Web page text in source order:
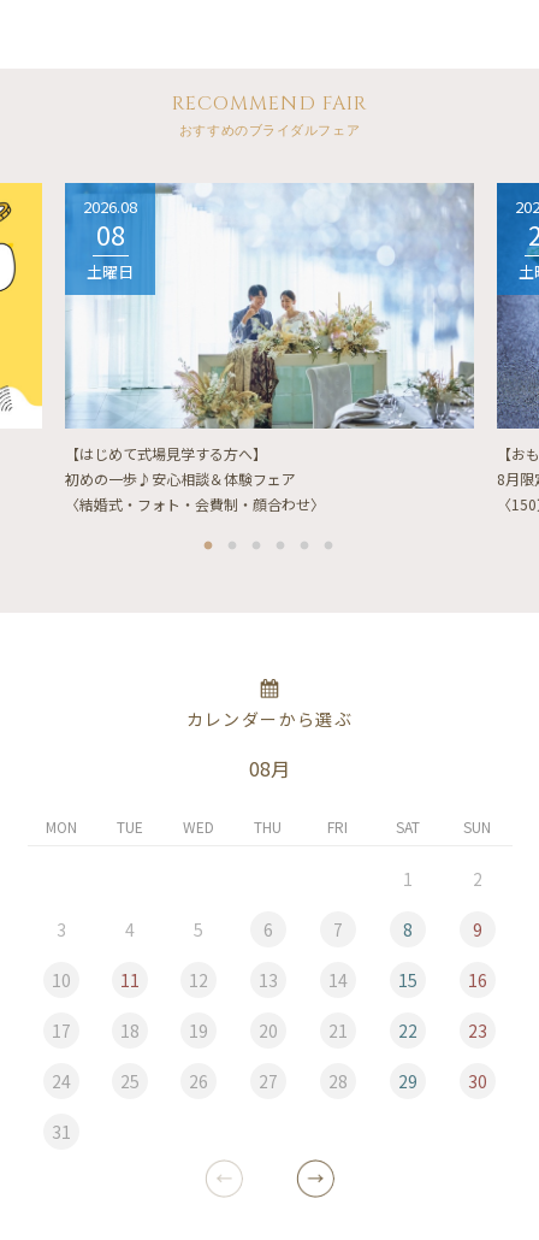
RECOMMEND FAIR
おすすめのブライダルフェア
2026.08
08
土曜日
【はじめて式場見学する方へ】
初めの一歩♪安心相談＆体験フェア
〈結婚式・フォト・会費制・顔合わせ〉
土
【お
8月限
〈
カレンダーから選ぶ
08月
MON TUE WED THU FRI SAT SUN
1 2
3 4 5 6 7 8 9
10 11 12 13 14 15 16
17 18 19 20 21 22 23
24 25 26 27 28 29 30
31